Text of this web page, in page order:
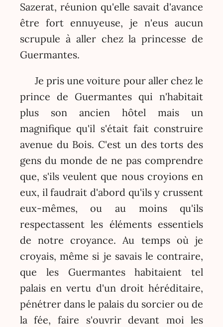
Sazerat, réunion qu'elle savait d'avance
être fort ennuyeuse, je n'eus aucun
scrupule à aller chez la princesse de
Guermantes.
Je pris une voiture pour aller chez le
prince de Guermantes qui n'habitait
plus son ancien hôtel mais un
magnifique qu'il s'était fait construire
avenue du Bois. C'est un des torts des
gens du monde de ne pas comprendre
que, s'ils veulent que nous croyions en
eux, il faudrait d'abord qu'ils y crussent
eux-mêmes, ou au moins qu'ils
respectassent les éléments essentiels
de notre croyance. Au temps où je
croyais, même si je savais le contraire,
que les Guermantes habitaient tel
palais en vertu d'un droit héréditaire,
pénétrer dans le palais du sorcier ou de
la fée, faire s'ouvrir devant moi les